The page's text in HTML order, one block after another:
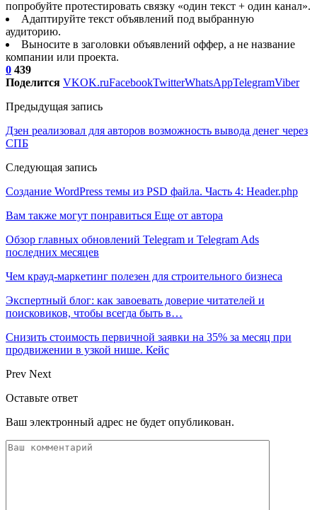
попробуйте протестировать связку «один текст + один канал».
Адаптируйте текст объявлений под выбранную
аудиторию.
Выносите в заголовки объявлений оффер, а не название
компании или проекта.
0 439
Поделится VKOK.ruFacebookTwitterWhatsAppTelegramViber
Предыдущая запись
Дзен реализовал для авторов возможность вывода денег через
СПБ
Следующая запись
Создание WordPress темы из PSD файла. Часть 4: Header.php
Вам также могут понравиться Еще от автора
Обзор главных обновлений Telegram и Telegram Ads
последних месяцев
Чем крауд-маркетинг полезен для строительного бизнеса
Экспертный блог: как завоевать доверие читателей и
поисковиков, чтобы всегда быть в…
Снизить стоимость первичной заявки на 35% за месяц при
продвижении в узкой нише. Кейс
Prev Next
Оставьте ответ
Ваш электронный адрес не будет опубликован.